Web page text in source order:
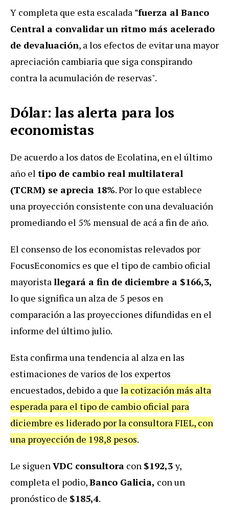
Y completa que esta escalada "fuerza al Banco
Central a convalidar un ritmo más acelerado
de devaluación, a los efectos de evitar una mayor
apreciación cambiaria que siga conspirando
contra la acumulación de reservas".
Dólar: las alerta para los
economistas
De acuerdo a los datos de Ecolatina, en el último
año el tipo de cambio real multilateral
(TCRM) se aprecia 18%. Por lo que establece
una proyección consistente con una devaluación
promediando el 5% mensual de acá a fin de año.
El consenso de los economistas relevados por
FocusEconomics es que el tipo de cambio oficial
mayorista llegará a fin de diciembre a $166,3,
lo que significa un alza de 5 pesos en
comparación a las proyecciones difundidas en el
informe del último julio.
Esta confirma una tendencia al alza en las
estimaciones de varios de los expertos
encuestados, debido a que la cotización más alta
esperada para el tipo de cambio oficial para
diciembre es liderado por la consultora FIEL, con
una proyección de 198,8 pesos.
Le siguen VDC consultora con $192,3y,
completa el podio,Banco Galicia, con un
pronóstico de $185,4.